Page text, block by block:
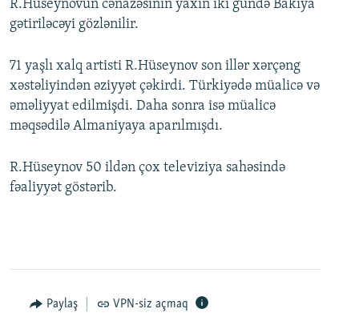
R.Hüseynovun cənazəsinin yaxın iki gündə Bakıya
gətiriləcəyi gözlənilir.
71 yaşlı xalq artisti R.Hüseynov son illər xərçəng
xəstəliyindən əziyyət çəkirdi. Türkiyədə müalicə və
əməliyyat edilmişdi. Daha sonra isə müalicə
məqsədilə Almaniyaya aparılmışdı.
R.Hüseynov 50 ildən çox televiziya sahəsində
fəaliyyət göstərib.
Paylaş VPN-siz açmaq